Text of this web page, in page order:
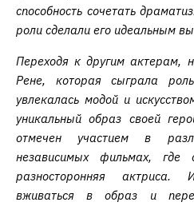
способность сочетать
роли сделали его идеальным
Переходя к другим актерам,
Рене, которая сыграла
увлекалась модой и
уникальный образ своей
отмечен участием в
независимых фильмах,
разносторонняя актриса.
вживаться в образ и